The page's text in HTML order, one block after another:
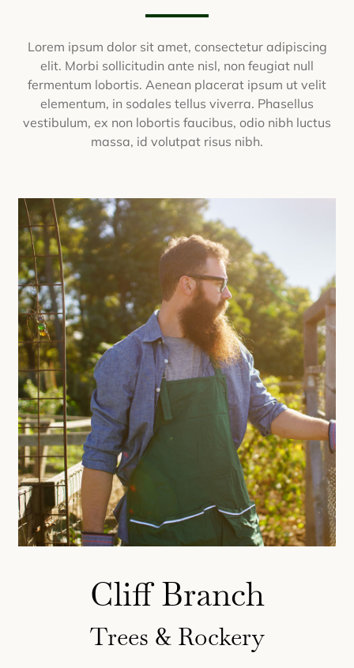
Lorem ipsum dolor sit amet, consectetur adipiscing
elit. Morbi sollicitudin ante nisl, non feugiat null
fermentum lobortis. Aenean placerat ipsum ut velit
elementum, in sodales tellus viverra. Phasellus
vestibulum, ex non lobortis faucibus, odio nibh luctus
massa, id volutpat risus nibh.
Cliff Branch
Trees & Rockery